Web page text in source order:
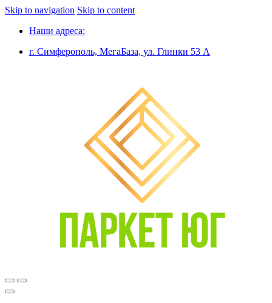
Skip to navigation Skip to content
Наши адреса:
г. Симферополь, МегаБаза, ул. Глинки 53 А